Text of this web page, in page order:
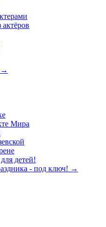
→
Мира
детей!
- под ключ! →